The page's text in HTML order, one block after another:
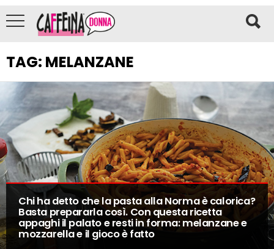
TAG: MELANZANE
Chi ha detto che la pasta alla Norma è calorica?
Basta prepararla così. Con questa ricetta
appaghi il palato e resti in forma: melanzane e
mozzarella e il gioco è fatto